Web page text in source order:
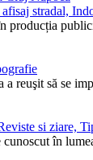
stradal,
producția
reuşit să se
si ziare,
în